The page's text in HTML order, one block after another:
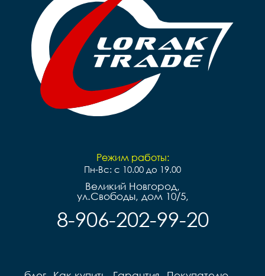
Режим работы:
Пн-Вс: с 10.00 до 19.00
Великий Новгород,
ул.Свободы, дом 10/5,
8-906-202-99-20